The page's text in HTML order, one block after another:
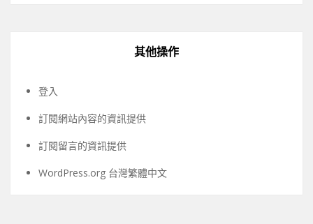
其他操作
登入
訂閱網站內容的資訊提供
訂閱留言的資訊提供
WordPress.org 台灣繁體中文